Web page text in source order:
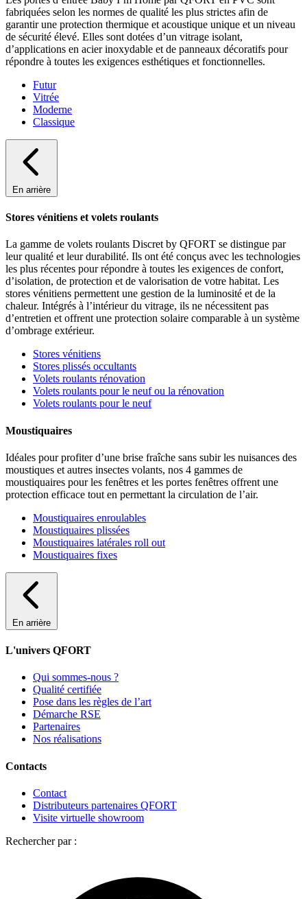
fabriquées selon les normes de qualité les plus strictes afin de
garantir une protection thermique et acoustique unique et un niveau
de sécurité élevé. Elles sont dotées d’un vitrage isolant,
d’applications en acier inoxydable et de panneaux décoratifs pour
répondre à toutes les exigences esthétiques et fonctionnelles.
Futur
Vitrée
Moderne
Classique
En arrière
Stores vénitiens et volets roulants
La gamme de volets roulants Discret by QFORT se distingue par
leur qualité et leur durabilité. Ils ont été conçus avec les technologies
les plus récentes pour répondre à toutes les exigences de confort,
d’isolation, de protection et de valorisation de votre habitat. Les
stores vénitiens permettent une gestion de la luminosité et de la
chaleur. Intégrés à l’intérieur du vitrage, ils ne nécessitent pas
d’entretien et offrent une protection solaire comparable à un système
d’ombrage extérieur.
Stores vénitiens
Stores plissés occultants
Volets roulants rénovation
Volets roulants pour le neuf ou la rénovation
Volets roulants pour le neuf
Moustiquaires
Idéales pour profiter d’une brise fraîche sans subir les nuisances des
moustiques et autres insectes volants, nos 4 gammes de
moustiquaires pour les fenêtres et les portes fenêtres offrent une
protection efficace tout en permettant la circulation de l’air.
Moustiquaires enroulables
Moustiquaires plissées
Moustiquaires latérales roll out
Moustiquaires fixes
En arrière
L'univers QFORT
Qui sommes-nous ?
Qualité certifiée
Pose dans les règles de l’art
Démarche RSE
Partenaires
Nos réalisations
Contacts
Contact
Distributeurs partenaires QFORT
Visite virtuelle showroom
Rechercher par :